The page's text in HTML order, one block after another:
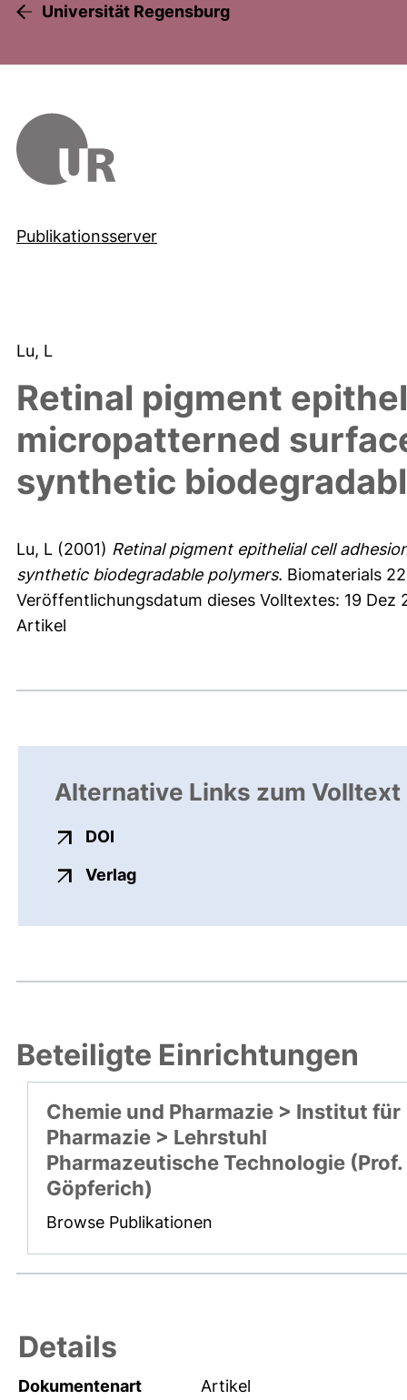
Universität Regensburg
Publikationsserver
Lu, L
Retinal pigment
micropatterned
synthetic
Lu, L (2001) Retinal pigment epithelial cell
synthetic biodegradable polymers. Biomaterials
Veröffentlichungsdatum dieses Volltextes: 19 Dez
Artikel
Alternative Links zum Volltext
DOI
Verlagexterner Link, öffnet neues
Beteiligte Einrichtungen
Chemie und Pharmazie > Institut für
Pharmazie > Lehrstuhl
Pharmazeutische Technologie (Prof.
Göpferich)
Browse Publikationen
Details
Dokumentenart
Artikel